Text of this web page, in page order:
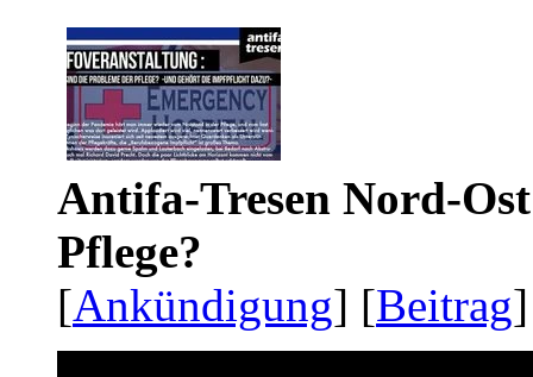
Antifa-Tresen Nord-
Pflege?
[Ankündigung] [Beitrag